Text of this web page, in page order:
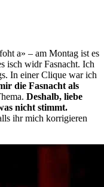
a» – am Montag ist es
isch widr Fasnacht. Ich
In einer Clique war ich
die Fasnacht als
Deshalb, liebe
ihr mich korrigieren